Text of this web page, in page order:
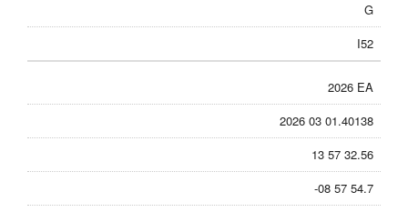
G
I52
2026 EA
2026 03 01.40138
13 57 32.56
-08 57 54.7